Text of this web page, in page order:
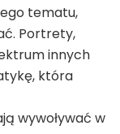
tematu,
Portrety,
innych
która
wywoływać w